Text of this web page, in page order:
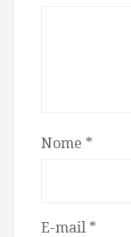
Nome *
E-mail *